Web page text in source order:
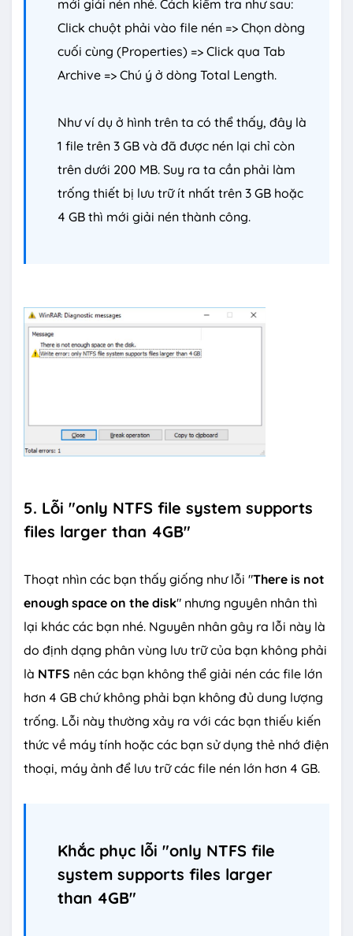
mới giải nén nhé. Cách kiểm tra như sau:
Click chuột phải vào file nén => Chọn dòng
cuối cùng (Properties) => Click qua Tab
Archive => Chú ý ở dòng Total Length.
Như ví dụ ở hình trên ta có thể thấy, đây là
1 file trên 3 GB và đã được nén lại chỉ còn
trên dưới 200 MB. Suy ra ta cần phải làm
trống thiết bị lưu trữ ít nhất trên 3 GB hoặc
4 GB thì mới giải nén thành công.
5. Lỗi "only NTFS file system supports
files larger than 4GB"
Thoạt nhìn các bạn thấy giống như lỗi "There is not
enough space on the disk" nhưng nguyên nhân thì
lại khác các bạn nhé. Nguyên nhân gây ra lỗi này là
do định dạng phân vùng lưu trữ của bạn không phải
là NTFS nên các bạn không thể giải nén các file lớn
hơn 4 GB chứ không phải bạn không đủ dung lượng
trống. Lỗi này thường xảy ra với các bạn thiếu kiến
thức về máy tính hoặc các bạn sử dụng thẻ nhớ điện
thoại, máy ảnh để lưu trữ các file nén lớn hơn 4 GB.
Khắc phục lỗi "only NTFS file
system supports files larger
than 4GB"